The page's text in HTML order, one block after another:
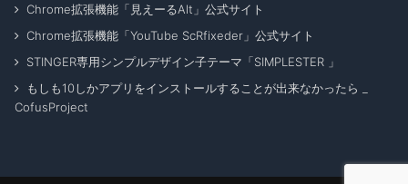
Chrome拡張機能「見えーるAlt」公式サイト
Chrome拡張機能「YouTube ScRfixeder」公式サイト
STINGER専用シンプルデザイン子テーマ「SIMPLESTER 」
もしも10しかアプリをインストールすることが出来なかったら _
CofusProject